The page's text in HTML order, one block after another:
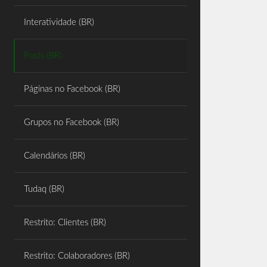
Interatividade (BR)
Posts (BR)
Páginas no Facebook (BR)
Grupos no Facebook (BR)
Calendários (BR)
Tudaq (BR)
Restrito: Clientes (BR)
Restrito: Colaboradores (BR)